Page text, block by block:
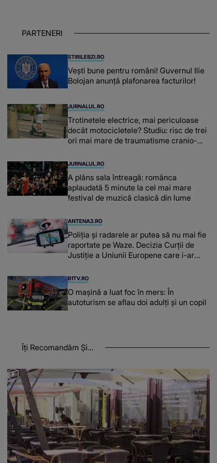
chiar și după trecerea anilor: "De
PARTENERI
STIRILEBZI.RO
Vești bune pentru români! Guvernul Ilie
Bolojan anunță plafonarea facturilor!
JURNALUL.RO
Trotinetele electrice, mai periculoase
decât motocicletele? Studiu: risc de trei
ori mai mare de traumatisme cranio-
JURNALUL.RO
A plâns sala întreagă: românca
aplaudată 5 minute la cel mai mare
festival de muzică clasică din lume
ANTENA3.RO
Poliţia şi radarele ar putea să nu mai fie
raportate pe Waze. Decizia Curţii de
Justiție a Uniunii Europene care i-ar
B1TV.RO
O maşină a luat foc în mers: În
autoturism se aflau doi adulți și un copil
Îți Recomandăm Și...